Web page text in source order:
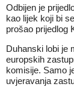
Odbijen je
kao lijek koji bi
prošao prijedlog
Duhanski lobi je
europskih
komisije. Samo
uvjeravanja